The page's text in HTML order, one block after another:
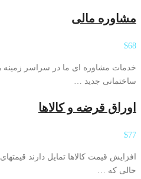
مشاوره مالی
$68
خدمات مشاوره ای ما در سراسر زمینه
ساختمانی جدید …
اوراق قرضه و کالاها
$77
افزایش قیمت کالاها تمایل دارند
حالی که …